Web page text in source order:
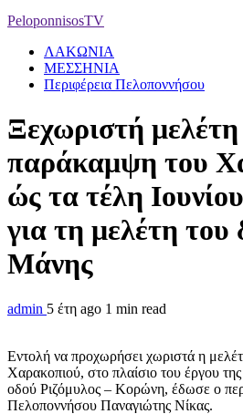
PeloponnisosTV
ΛΑΚΩΝΙΑ
ΜΕΣΣΗΝΙΑ
Περιφέρεια Πελοποννήσου
Ξεχωριστή μελέτη
παράκαμψη του
ώς τα τέλη
για τη μελέτη του
Μάνης
admin 5 έτη ago 1 min read
Εντολή να προχωρήσει χωριστά η
Χαρακοπιού, στο πλαίσιο του έργου της
οδού Ριζόμυλος – Κορώνη, έδωσε ο
Πελοποννήσου Παναγιώτης Νίκας.